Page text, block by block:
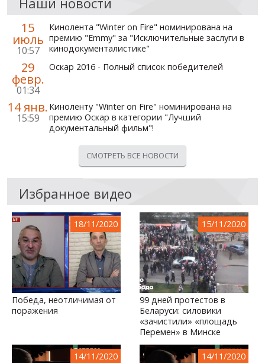
15
июль
10:57
Кинолента "Winter on Fire" номинирована на
премию "Emmy" за "Исключительные заслуги в
кинодокументалистике"
29
февр.
01:34
Оскар 2016 - Полный список победителей
14 янв.
15:59
Киноленту "Winter on Fire" номинирована на
премию Оскар в категории "Лучший
документальный фильм"!
СМОТРЕТЬ ВСЕ НОВОСТИ
Избранное видео
18/11/2020
Победа, неотличимая от
поражения
15/11/2020
99 дней протестов в
Беларуси: силовики
«зачистили» «площадь
Перемен» в Минске
14/11/2020 14/11/2020